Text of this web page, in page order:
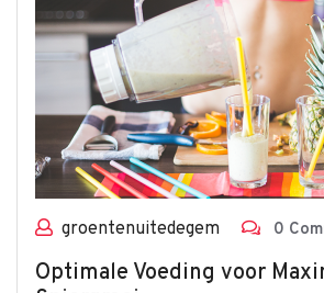
groentenuitedegem 0
Optimale Voeding voor